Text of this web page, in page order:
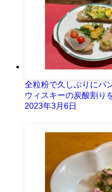
全粒粉で久しぶりにパ
ウィスキーの炭酸割り
2023年3月6日